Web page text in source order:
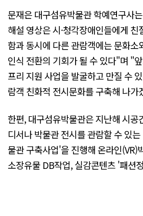
문재은 대구섬유박물관 학예연구사
해설 영상은 시·청각장애인들에게
함과 동시에 다른 관람객에는 문화소
인식 전환의 기회가 될 수 있다"며 "
프리 지원 사업을 발굴하고 만질 수
람객 친화적 전시문화를 구축해 나
한편, 대구섬유박물관은 지난해 시공
디서나 박물관 전시를 관람할 수 있
물관 구축사업'을 진행해 온라인(VR)
소장유물 DB작업, 실감콘텐츠 '패션